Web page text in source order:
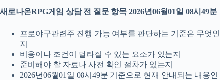
새로나온RPG게임 상담 전 질문 항목 2026년06월01일 08시49분
프로야구관련주 진행 가능 여부를 판단하는 기준은 무엇인
지
비용이나 조건이 달라질 수 있는 요소가 있는지
준비해야 할 자료나 사전 확인 절차가 있는지
2026년06월01일 08시49분 기준으로 현재 안내되는 내용인